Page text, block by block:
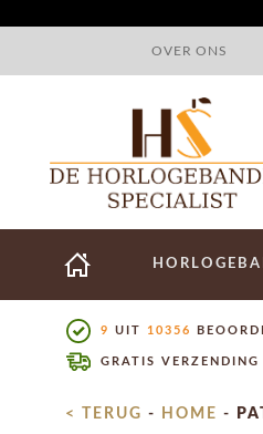
OVER ONS
9 UIT 10356
GRATIS
< TERUG - HOME -